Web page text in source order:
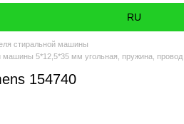
RU
стиральной машины
машины 5*12,5*35 мм угольная, пружина, провод
154740